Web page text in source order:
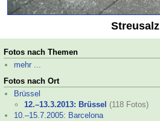
Streusalz
Fotos nach Themen
mehr ...
Fotos nach Ort
Brüssel
12.–13.3.2013: Brüssel (118 Fotos)
10.–15.7.2005: Barcelona